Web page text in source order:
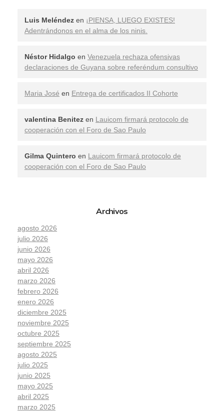
Luis Meléndez en ¡PIENSA, LUEGO EXISTES!
Adentrándonos en el alma de los ninis.
Néstor Hidalgo en Venezuela rechaza ofensivas
declaraciones de Guyana sobre referéndum consultivo
Maria José en Entrega de certificados II Cohorte
valentina Benitez en Lauicom firmará protocolo de
cooperación con el Foro de Sao Paulo
Gilma Quintero en Lauicom firmará protocolo de
cooperación con el Foro de Sao Paulo
Archivos
agosto 2026
julio 2026
junio 2026
mayo 2026
abril 2026
marzo 2026
febrero 2026
enero 2026
diciembre 2025
noviembre 2025
octubre 2025
septiembre 2025
agosto 2025
julio 2025
junio 2025
mayo 2025
abril 2025
marzo 2025